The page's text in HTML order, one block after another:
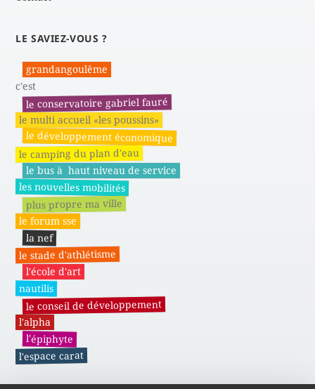
LE SAVIEZ-VOUS ?
grandangoulême
c'est
le conservatoire gabriel fauré
le multi accueil «les poussins»
le développement économique
le camping du plan d'eau
le bus à haut niveau de service
les nouvelles mobilités
plus propre ma ville
le forum sse
la nef
le stade d'athlétisme
l'école d'art
nautilis
le conseil de développement
l'alpha
l'épiphyte
l'espace carat